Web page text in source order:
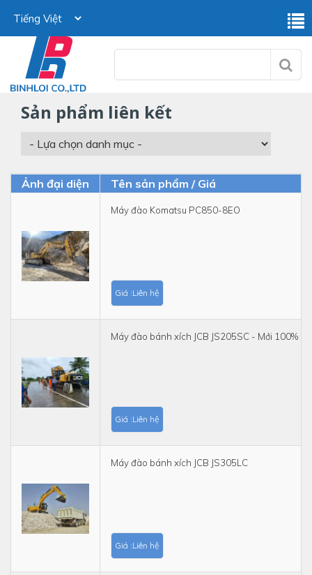
sản phẩm liên kết
Ảnh đại diện Tên sản phẩm / Giá
Máy đào Komatsu PC850-8EO
Giá :Liên hệ
Máy đào bánh xích JCB JS205SC - Mới 100%
Giá :Liên hệ
Máy đào bánh xích JCB JS305LC
Giá :Liên hệ